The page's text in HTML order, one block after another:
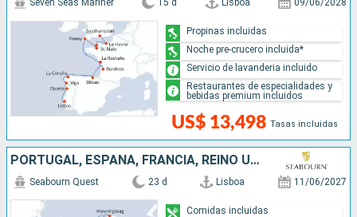
Seven Seas Mariner 15 d Lisboa 09/06/2028
US$ 13,498 Tasas incluidas
Propinas incluidas
Noche pre-crucero incluida*
Servicio de lavanderia incluido
Restaurantes de especialidades y
bebidas premium incluidos
PORTUGAL, ESPAÑA, FRANCIA, REINO UNIDO, NORUEGA, PAISES BAJOS
Seabourn Quest 23 d Lisboa 11/06/2027
Comidas incluidas